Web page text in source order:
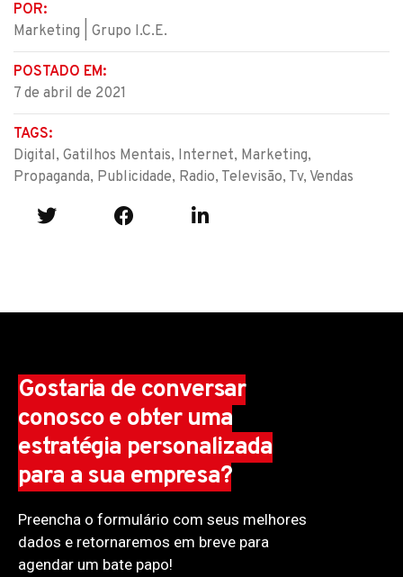
POR:
Marketing | Grupo I.C.E.
POSTADO EM:
7 de abril de 2021
TAGS:
Digital, Gatilhos Mentais, Internet, Marketing,
Propaganda, Publicidade, Radio, Televisão, Tv, Vendas
Gostaria de conversar
conosco e obter uma
estratégia personalizada
para a sua empresa?
Preencha o formulário com seus melhores
dados e retornaremos em breve para
agendar um bate papo!